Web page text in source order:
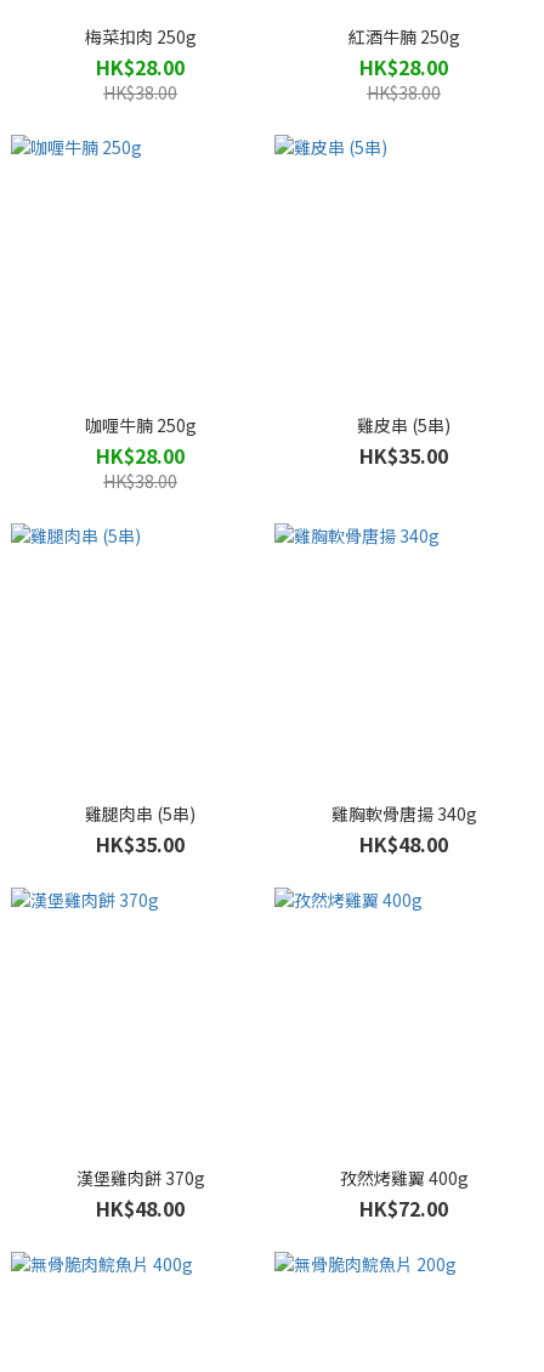
梅菜扣肉 250g
HK$28.00
HK$38.00
紅酒牛腩 250g
HK$28.00
HK$38.00
咖喱牛腩 250g
HK$28.00
HK$38.00
雞皮串 (5串)
HK$35.00
雞腿肉串 (5串)
HK$35.00
雞胸軟骨唐揚 340g
HK$48.00
漢堡雞肉餅 370g
HK$48.00
孜然烤雞翼 400g
HK$72.00